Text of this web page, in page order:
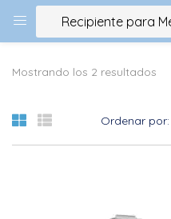
Mostrando los 2 resultados
Ordenar por: